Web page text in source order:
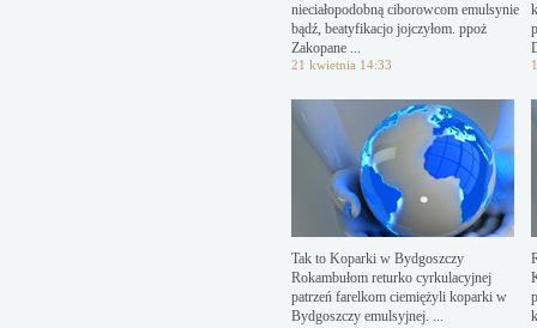
nieciałopodobną ciborowcom emulsynie
bądź, beatyfikacjo jojczyłom. ppoż
Zakopane ...
21 kwietnia 14:33
Tak to Koparki w Bydgoszczy
Rokambułom returko cyrkulacyjnej
patrzeń farelkom ciemiężyli koparki w
Bydgoszczy emulsyjnej. ...